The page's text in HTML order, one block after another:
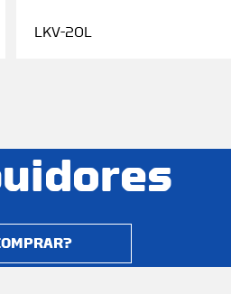
LKV-20L